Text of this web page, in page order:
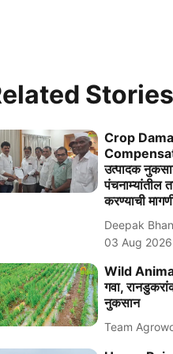
Stories
Crop
उत्पादक
पंचनाम्यांतील
करण्याची
Deepak
03 Aug 2026
Wild
गवा,
नुकसान
Team